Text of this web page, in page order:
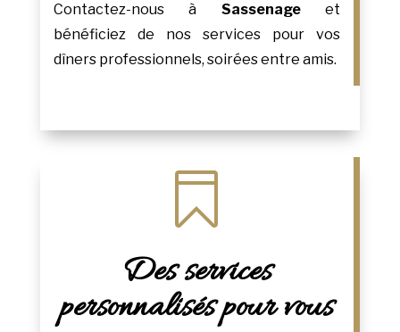
Contactez-nous à Sassenageet
bénéficiez de nos services pour vos
dîners professionnels, soirées entre amis.

Des services
personnalisés pour vous